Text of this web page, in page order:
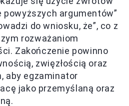
powyższych argumentów”
do wniosku, że”, co z
rozważaniom
Zakończenie powinno
zwięzłością oraz
aby egzaminator
jako przemyślaną oraz